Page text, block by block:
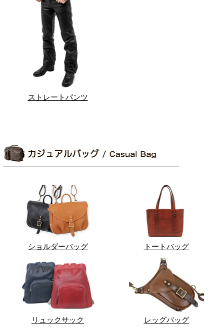
ストレートパンツ
ショルダーバッグ トートバッグ
リュックサック レッグバッグ